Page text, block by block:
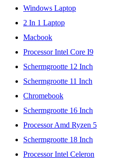
Windows Laptop
2 In 1 Laptop
Macbook
Processor Intel Core I9
Schermgrootte 12 Inch
Schermgrootte 11 Inch
Chromebook
Schermgrootte 16 Inch
Processor Amd Ryzen 5
Schermgrootte 18 Inch
Processor Intel Celeron